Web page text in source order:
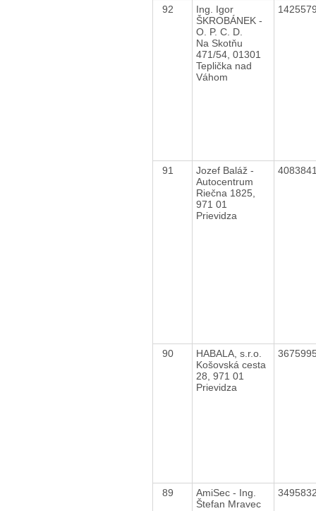
92
Ing. Igor
ŠKROBÁNEK -
O. P. C. D.
Na Skotňu
471/54, 01301
Teplička nad
Váhom
91
Jozef Baláž -
Autocentrum
Riečna 1825,
971 01
Prievidza
90
HABALA, s.r.o.
Košovská cesta
28, 971 01
Prievidza
89
AmiSec - Ing.
Štefan Mravec